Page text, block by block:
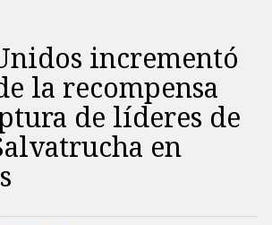
incrementó
la recompensa
de líderes de
en